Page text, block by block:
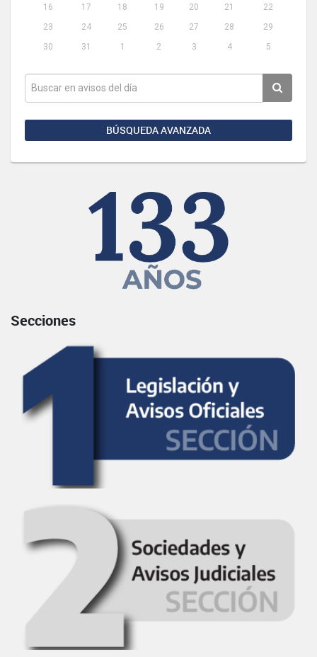
16
17 18 19 20 21
22
23
24 25 26 27 28
29
30
31 1 2 3 4 5
BÚSQUEDA AVANZADA
Secciones